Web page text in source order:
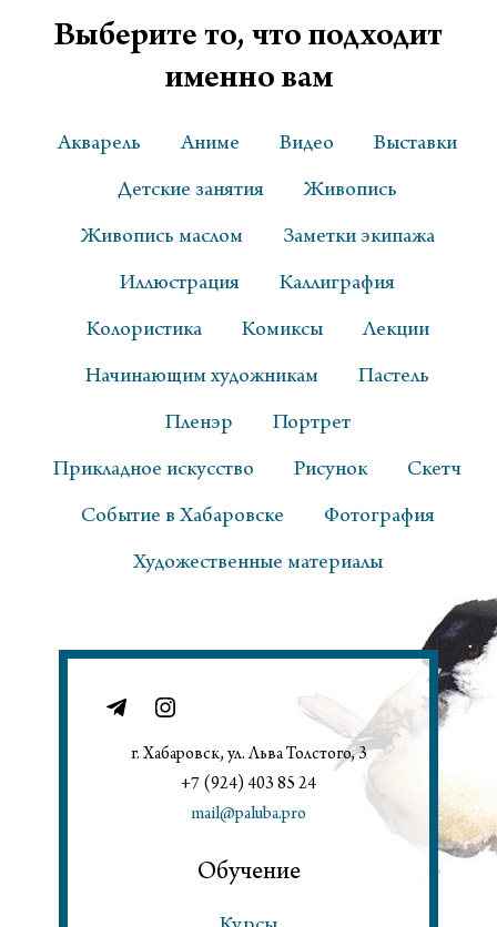
Выберите то, что подходит
именно вам
Акварель Аниме Видео Выставки
Детские занятия Живопись
Живопись маслом Заметки экипажа
Иллюстрация Каллиграфия
Колористика Комиксы Лекции
Начинающим художникам Пастель
Пленэр Портрет
Прикладное искусство Рисунок Скетч
Событие в Хабаровске Фотография
Художественные материалы
г. Хабаровск, ул. Льва Толстого, 3
+7 (924) 403 85 24
mail@paluba.pro
Обучение